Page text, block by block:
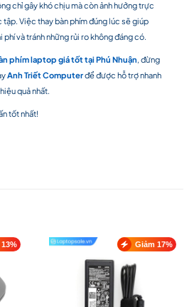
chỉ gây khó chịu mà còn ảnh hưởng trực
Việc thay bàn phím đúng lúc sẽ giúp
và tránh những rủi ro không đáng có.
phím laptop giá tốt tại Phú Nhuận , đừng
Anh Triết Computerđể được hỗ trợ nhanh
quả nhất.
tốt nhất!
Giảm 17%